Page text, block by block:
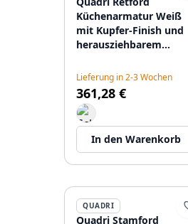
Küchenarmatur Weiß
mit Kupfer-Finish und
herausziehbarem
Sprühfunktion
1208967675
Lieferung in 2-3 Wochen
361,28 €
In den Warenkorb
QUADRI
Quadri Stamford